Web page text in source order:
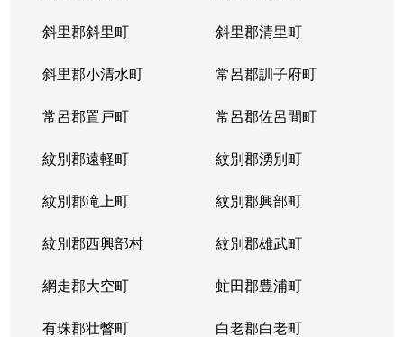
斜里郡斜里町 斜里郡清里町
斜里郡小清水町 常呂郡訓子府町
常呂郡置戸町 常呂郡佐呂間町
紋別郡遠軽町 紋別郡湧別町
紋別郡滝上町 紋別郡興部町
紋別郡西興部村 紋別郡雄武町
網走郡大空町 虻田郡豊浦町
有珠郡壮瞥町 白老郡白老町